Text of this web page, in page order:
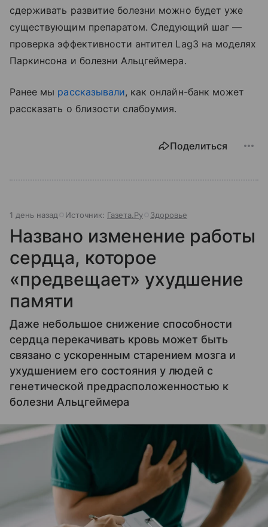
сдерживать развитие болезни можно будет уже
существующим препаратом. Следующий шаг —
проверка эффективности антител Lag3 на моделях
Паркинсона и болезни Альцгеймера.
Ранее мы рассказывали, как онлайн-банк может
рассказать о близости слабоумия.
Поделиться
1 день назад Источник: Газета.Ру Здоровье
Названо изменение работы
сердца, которое
«предвещает» ухудшение
памяти
Даже небольшое снижение способности
сердца перекачивать кровь может быть
связано с ускоренным старением мозга и
ухудшением его состояния у людей с
генетической предрасположенностью к
болезни Альцгеймера